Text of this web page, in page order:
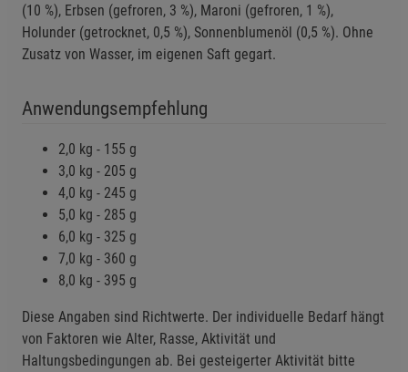
(10 %), Erbsen (gefroren, 3 %), Maroni (gefroren, 1 %),
Holunder (getrocknet, 0,5 %), Sonnenblumenöl (0,5 %). Ohne
Zusatz von Wasser, im eigenen Saft gegart.
Anwendungsempfehlung
2,0 kg - 155 g
3,0 kg - 205 g
4,0 kg - 245 g
5,0 kg - 285 g
6,0 kg - 325 g
7,0 kg - 360 g
8,0 kg - 395 g
Diese Angaben sind Richtwerte. Der individuelle Bedarf hängt
von Faktoren wie Alter, Rasse, Aktivität und
Haltungsbedingungen ab. Bei gesteigerter Aktivität bitte
Zurück Einstellungen speichern für die Gruppe
Einwilligung nicht erteilen
Notwendige Cookies (5)
Beschreibung Notwendige Cookies
Cookie-Informationen
Funktionale Cookies (1)
Beschreibung Funktionale Cookies
Cookie-Informationenanzeigen